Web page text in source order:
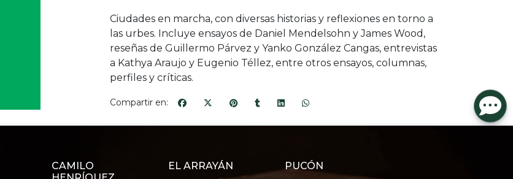
Ciudades en marcha, con diversas historias y reflexiones en torno a
las urbes. Incluye ensayos de Daniel Mendelsohn y James Wood,
reseñas de Guillermo Párvez y Yanko González Cangas, entrevistas
a Kathya Araujo y Eugenio Téllez, entre otros ensayos, columnas,
perfiles y críticas.
Compartir en:
CAMILO
EL ARRAYÁN PUCÓN